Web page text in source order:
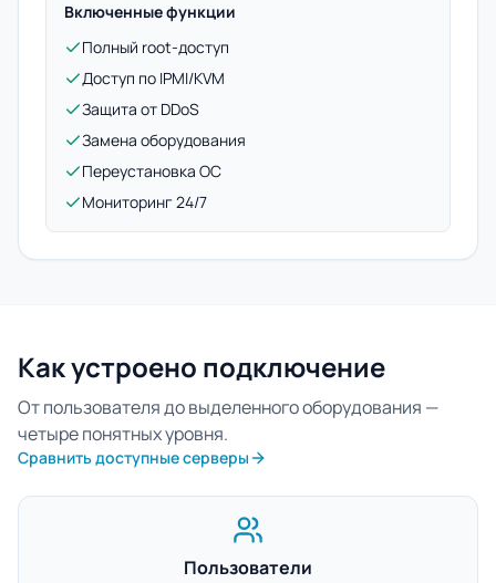
Включенные функции
Полный root-доступ
Доступ по IPMI/KVM
Защита от DDoS
Замена оборудования
Переустановка ОС
Мониторинг 24/7
Как устроено подключение
От пользователя до выделенного оборудования —
четыре понятных уровня.
Сравнить доступные серверы
Пользователи